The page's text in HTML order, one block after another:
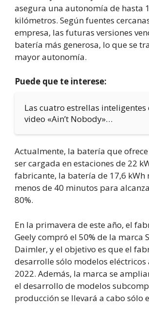
asegura una autonomía de hasta
kilómetros. Según fuentes
empresa, las futuras versiones
batería más generosa, lo que se
mayor autonomía.
Puede que te interese:
Las cuatro estrellas inteligentes
video «Ain’t Nobody»…
Actualmente, la batería que
ser cargada en estaciones de 22
fabricante, la batería de 17,6 kWh
menos de 40 minutos para
80%.
En la primavera de este año, el
Geely compró el 50% de la marca
Daimler, y el objetivo es que el
desarrolle sólo modelos
2022. Además, la marca se
el desarrollo de modelos
producción se llevará a cabo sólo